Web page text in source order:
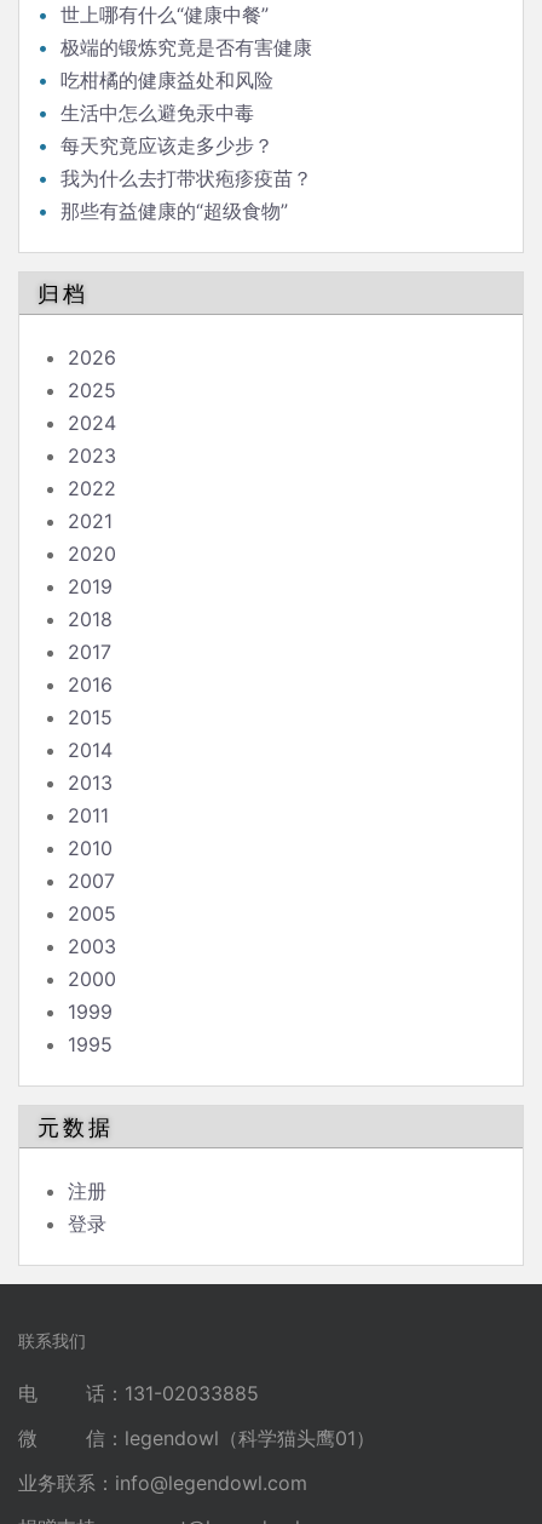
世上哪有什么“健康中餐”
极端的锻炼究竟是否有害健康
吃柑橘的健康益处和风险
生活中怎么避免汞中毒
每天究竟应该走多少步？
我为什么去打带状疱疹疫苗？
那些有益健康的“超级食物”
归档
2026
2025
2024
2023
2022
2021
2020
2019
2018
2017
2016
2015
2014
2013
2011
2010
2007
2005
2003
2000
1999
1995
元数据
注册
登录
联系我们
电 话：131-02033885
微 信：legendowl（科学猫头鹰01）
业务联系： info@legendowl.com